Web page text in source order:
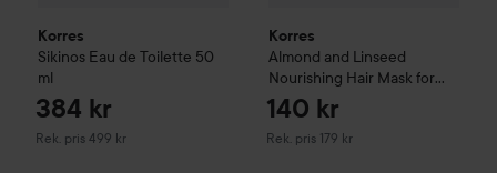
Korres
Sikinos Eau de Toilette 50
ml
384 kr
Rek. pris 499 kr
Rekommenderat pris 499 kr
Korres
Almond and Linseed
Nourishing Hair Mask for
Dry/Damaged Hair
140 kr
Rek. pris 179 kr
Rekommenderat pris 179 kr